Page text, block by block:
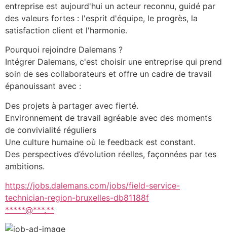
entreprise est aujourd'hui un acteur reconnu, guidé par
des valeurs fortes : l'esprit d'équipe, le progrès, la
satisfaction client et l'harmonie.
Pourquoi rejoindre Dalemans ?
Intégrer Dalemans, c'est choisir une entreprise qui prend
soin de ses collaborateurs et offre un cadre de travail
épanouissant avec :
Des projets à partager avec fierté.
Environnement de travail agréable avec des moments
de convivialité réguliers
Une culture humaine où le feedback est constant.
Des perspectives d’évolution réelles, façonnées par tes
ambitions.
https://jobs.dalemans.com/jobs/field-service-
technician-region-bruxelles-db81188f
*****@***.**